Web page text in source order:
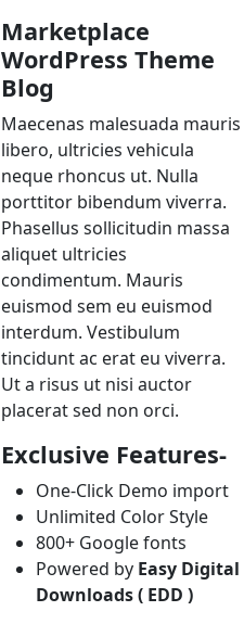
Marketplace
WordPress Theme
Blog
Maecenas malesuada mauris
libero, ultricies vehicula
neque rhoncus ut. Nulla
porttitor bibendum viverra.
Phasellus sollicitudin massa
aliquet ultricies
condimentum. Mauris
euismod sem eu euismod
interdum. Vestibulum
tincidunt ac erat eu viverra.
Ut a risus ut nisi auctor
placerat sed non orci.
Exclusive Features-
One-Click Demo import
Unlimited Color Style
800+ Google fonts
Powered by Easy Digital
Downloads ( EDD )